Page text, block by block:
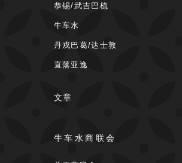
恭锡/武吉巴梳
牛车水
丹戎巴葛/达士敦
直落亚逸
文章
牛车水商联会